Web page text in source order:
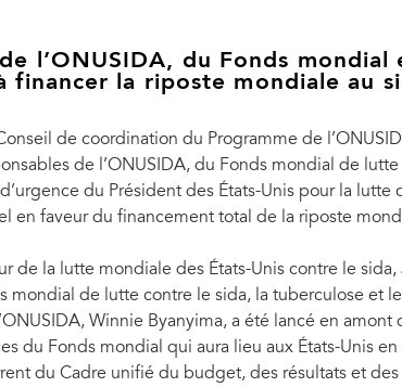
l’ONUSIDA, du Fonds mondial
financer la riposte mondiale au
de coordination du Programme de
de l’ONUSIDA, du Fonds mondial de
du Président des États-Unis pour la lutte
en faveur du financement total de la riposte
de la lutte mondiale des États-Unis contre le
mondial de lutte contre le sida, la tuberculose et
Winnie Byanyima, a été lancé en
du Fonds mondial qui aura lieu aux États-Unis
du Cadre unifié du budget, des résultats et